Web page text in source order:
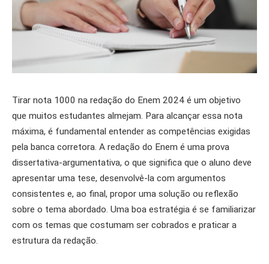
Tirar nota 1000 na redação do Enem 2024 é um objetivo
que muitos estudantes almejam. Para alcançar essa nota
máxima, é fundamental entender as competências exigidas
pela banca corretora. A redação do Enem é uma prova
dissertativa-argumentativa, o que significa que o aluno deve
apresentar uma tese, desenvolvê-la com argumentos
consistentes e, ao final, propor uma solução ou reflexão
sobre o tema abordado. Uma boa estratégia é se familiarizar
com os temas que costumam ser cobrados e praticar a
estrutura da redação.